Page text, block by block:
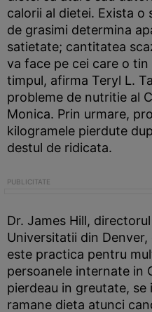
calorii al dietei. Exista o
de grasimi determina
satietate; cantitatea
va face pe cei care o
timpul, afirma Teryl L.
probleme de nutritie al
Monica. Prin urmare,
kilogramele pierdute
destul de ridicata.
Dr. James Hill,
Universitatii din
este practica pentru
persoanele internate in
pierdeau in greutate,
ramane dieta atunci